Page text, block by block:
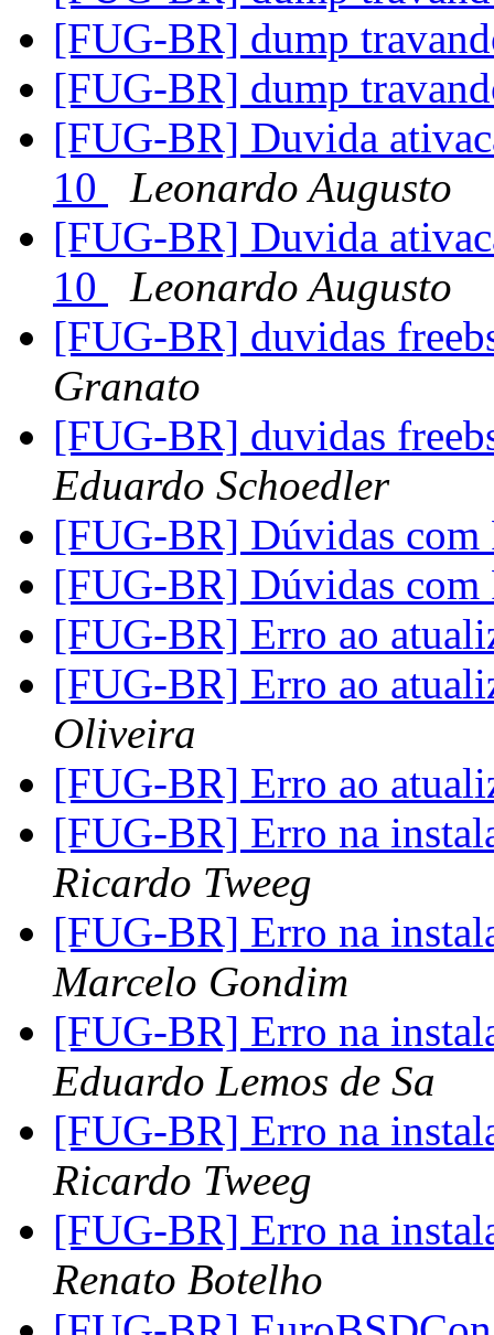
[FUG-BR] dump
[FUG-BR] dump
[FUG-BR] Duvida
10
Leonardo Augusto
[FUG-BR] Duvida
10
Leonardo Augusto
[FUG-BR] duvidas
Granato
[FUG-BR] duvidas
Eduardo Schoedler
[FUG-BR] Dúvidas
[FUG-BR] Dúvidas
[FUG-BR] Erro ao
[FUG-BR] Erro ao
Oliveira
[FUG-BR] Erro ao
[FUG-BR] Erro na
Ricardo Tweeg
[FUG-BR] Erro na
Marcelo Gondim
[FUG-BR] Erro na
Eduardo Lemos de Sa
[FUG-BR] Erro na
Ricardo Tweeg
[FUG-BR] Erro na
Renato Botelho